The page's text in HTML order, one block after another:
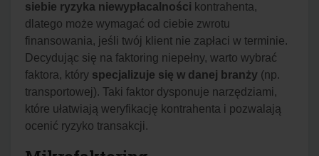
siebie ryzyka niewypłacalności kontrahenta,
dlatego może wymagać od ciebie zwrotu
finansowania, jeśli twój klient nie zapłaci w terminie.
Decydując się na faktoring niepełny, warto wybrać
faktora, który specjalizuje się w danej branży (np.
transportowej). Taki faktor dysponuje narzędziami,
które ułatwiają weryfikację kontrahenta i pozwalają
ocenić ryzyko transakcji.